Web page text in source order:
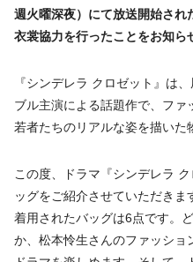
週火曜深夜）にて放送開始され
衣裳協力を行ったことをお知ら
『シンデレラ クロゼット』は
ブル主演による話題作で、ファ
若者たちのリアルな姿を描いた
この度、ドラマ『シンデレラ
ッグをご紹介させていただき
着用されたバッグは6点です。
か、松本怜生さんのファッショ